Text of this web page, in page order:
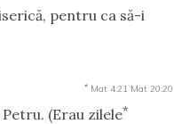
pentru ca să-i
* Mat 4:21 Mat 20:20
(Erau zilele*